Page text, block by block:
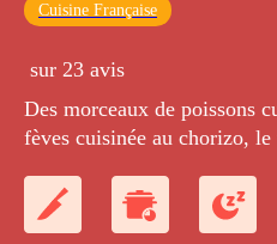
Cuisine Française
sur 23 avis
Des morceaux de poissons
fèves cuisinée au chorizo,